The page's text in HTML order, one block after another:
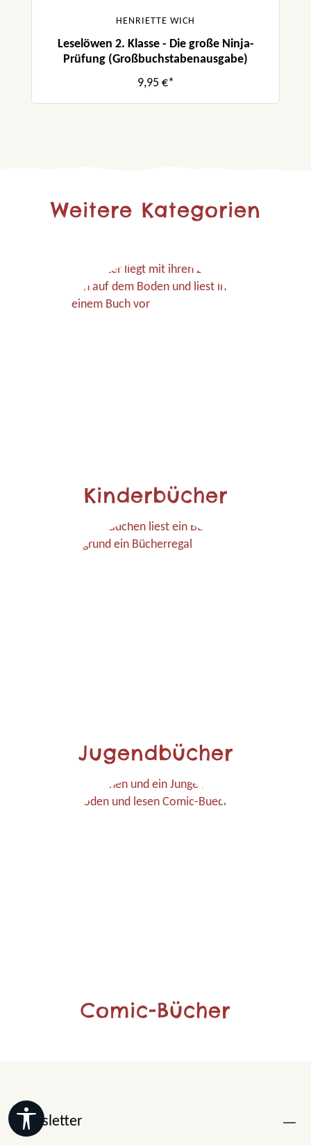
HENRIETTE WICH
Leselöwen 2. Klasse - Die große Ninja-
Prüfung (Großbuchstabenausgabe)
9,95 €*
Weitere Kategorien
Kinderbücher
Jugendbücher
Comic-Bücher
Newsletter
Werkzeugleiste anzeigen